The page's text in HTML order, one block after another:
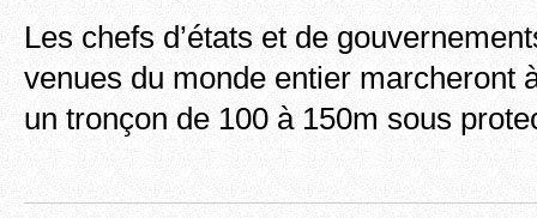
Les chefs d’états et de
venues du monde entier marcheront
un tronçon de 100 à 150m sous